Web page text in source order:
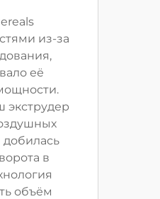
из-за
её
экструдер
в
объём